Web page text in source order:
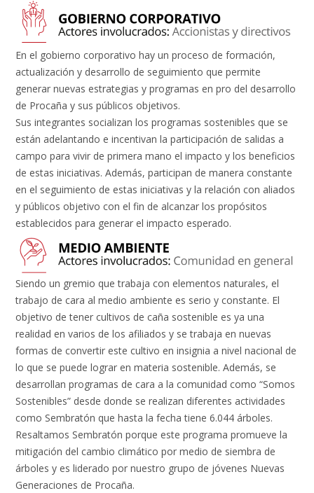
En el gobierno corporativo hay un proceso de formación,
actualización y desarrollo de seguimiento que permite
generar nuevas estrategias y programas en pro del desarrollo
de Procaña y sus públicos objetivos.
Sus integrantes socializan los programas sostenibles que se
están adelantando e incentivan la participación de salidas a
campo para vivir de primera mano el impacto y los beneficios
de estas iniciativas. Además, participan de manera constante
en el seguimiento de estas iniciativas y la relación con aliados
y públicos objetivo con el fin de alcanzar los propósitos
establecidos para generar el impacto esperado.
Siendo un gremio que trabaja con elementos naturales, el
trabajo de cara al medio ambiente es serio y constante. El
objetivo de tener cultivos de caña sostenible es ya una
realidad en varios de los afiliados y se trabaja en nuevas
formas de convertir este cultivo en insignia a nivel nacional de
lo que se puede lograr en materia sostenible. Además, se
desarrollan programas de cara a la comunidad como “Somos
Sostenibles” desde donde se realizan diferentes actividades
como Sembratón que hasta la fecha tiene 6.044 árboles.
Resaltamos Sembratón porque este programa promueve la
mitigación del cambio climático por medio de siembra de
árboles y es liderado por nuestro grupo de jóvenes Nuevas
Generaciones de Procaña.